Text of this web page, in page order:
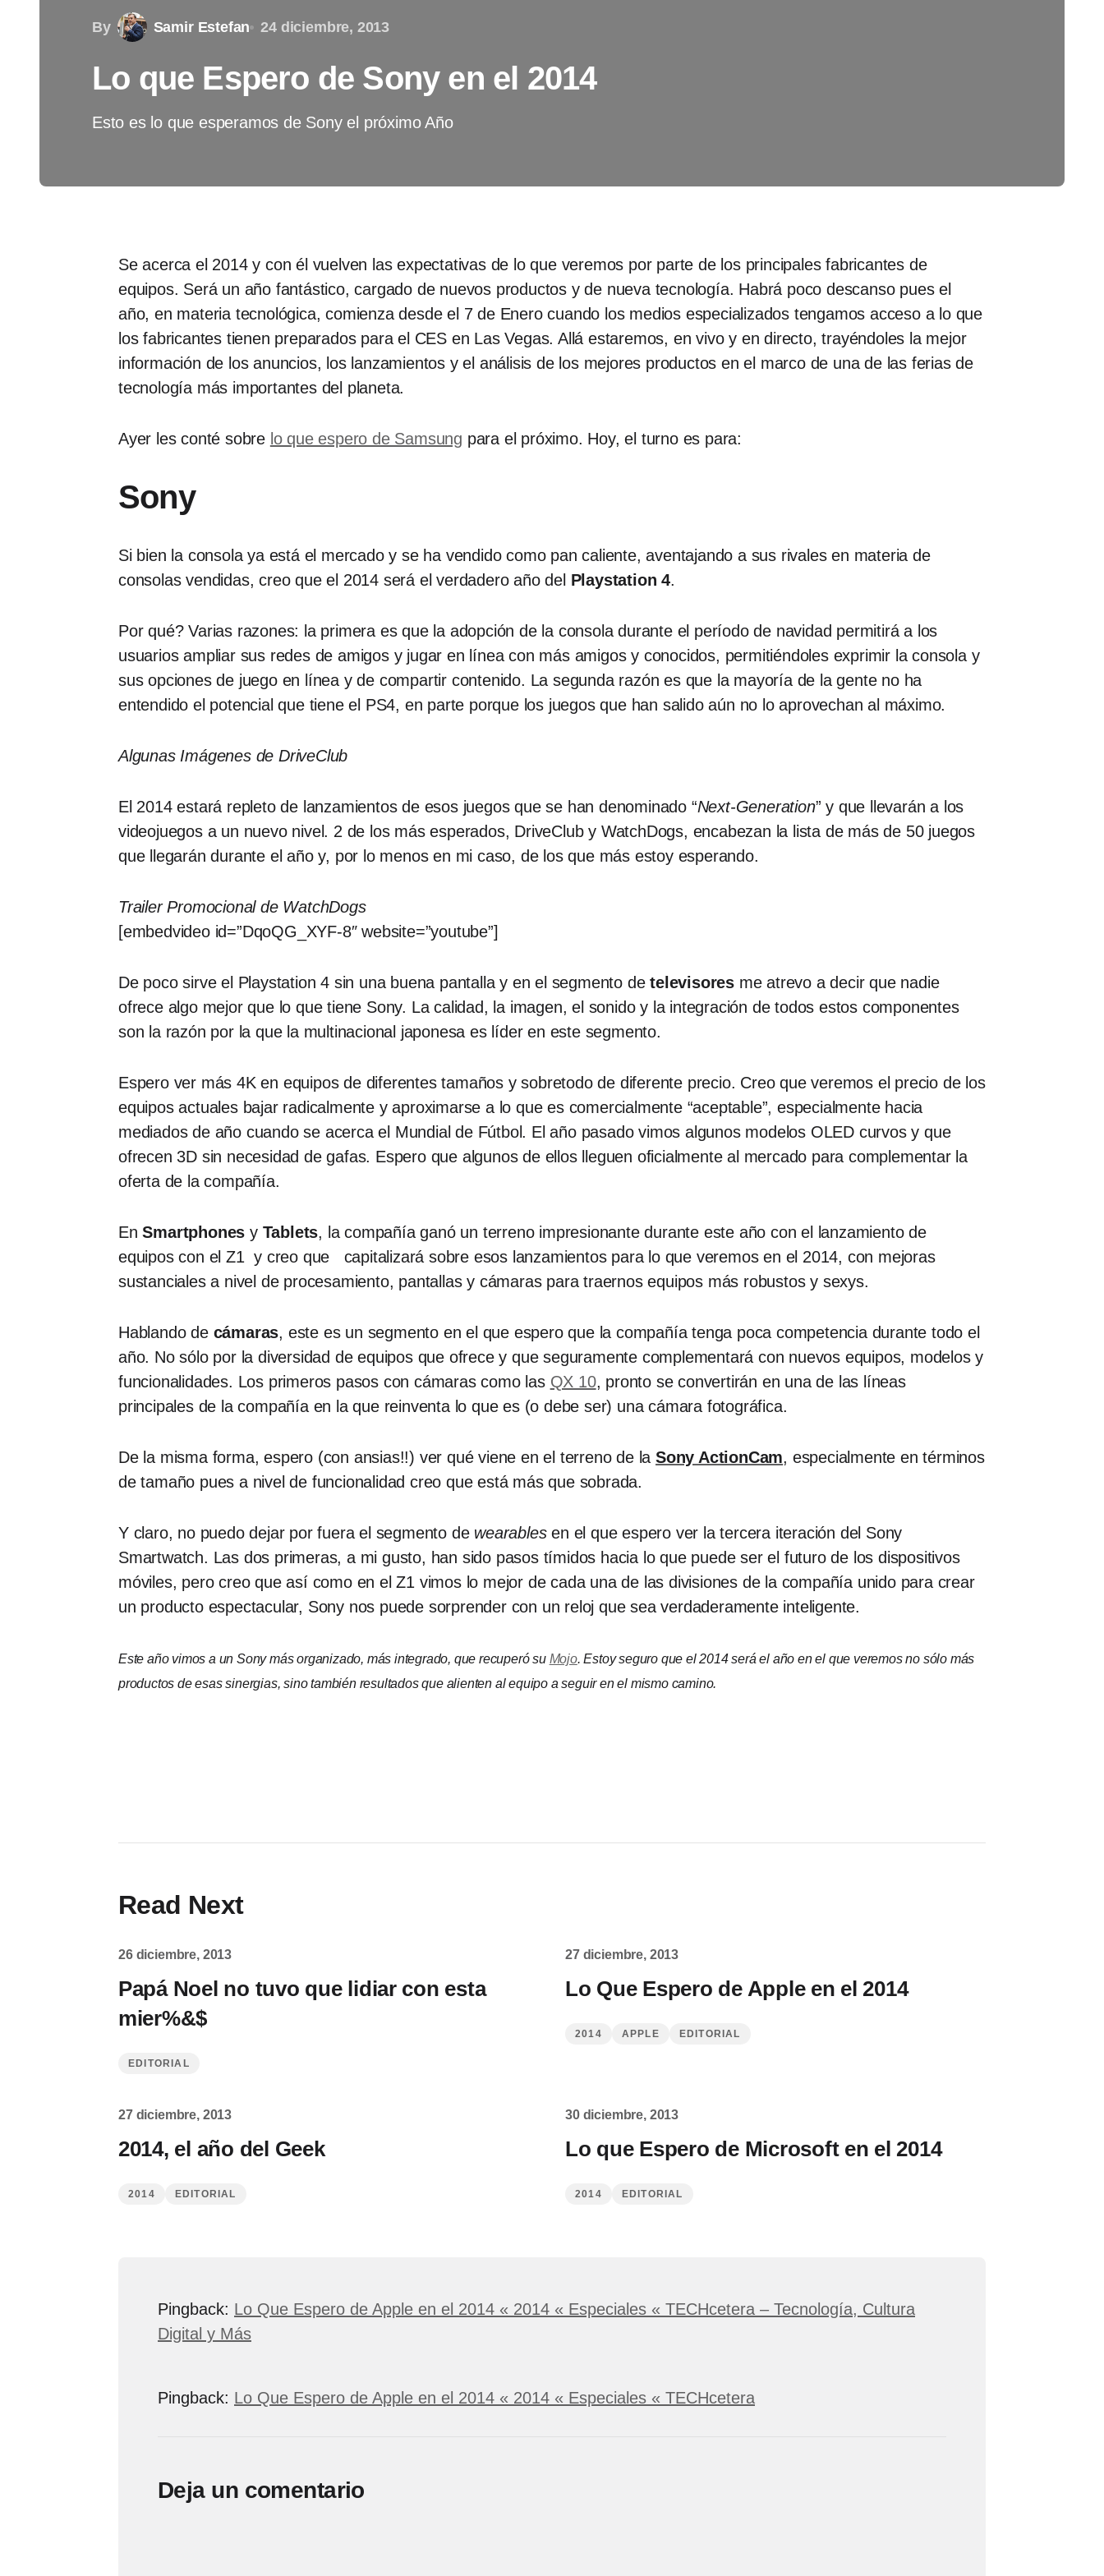
By Samir Estefan 24 diciembre, 2013
Lo que Espero de Sony en el 2014
Esto es lo que esperamos de Sony el próximo Año
Se acerca el 2014 y con él vuelven las expectativas de lo que veremos por parte de los principales fabricantes de
equipos. Será un año fantástico, cargado de nuevos productos y de nueva tecnología. Habrá poco descanso pues el
año, en materia tecnológica, comienza desde el 7 de Enero cuando los medios especializados tengamos acceso a lo que
los fabricantes tienen preparados para el CES en Las Vegas. Allá estaremos, en vivo y en directo, trayéndoles la mejor
información de los anuncios, los lanzamientos y el análisis de los mejores productos en el marco de una de las ferias de
tecnología más importantes del planeta.
Ayer les conté sobre lo que espero de Samsung para el próximo. Hoy, el turno es para:
Sony
Si bien la consola ya está el mercado y se ha vendido como pan caliente, aventajando a sus rivales en materia de
consolas vendidas, creo que el 2014 será el verdadero año del Playstation 4.
Por qué? Varias razones: la primera es que la adopción de la consola durante el período de navidad permitirá a los
usuarios ampliar sus redes de amigos y jugar en línea con más amigos y conocidos, permitiéndoles exprimir la consola y
sus opciones de juego en línea y de compartir contenido. La segunda razón es que la mayoría de la gente no ha
entendido el potencial que tiene el PS4, en parte porque los juegos que han salido aún no lo aprovechan al máximo.
Algunas Imágenes de DriveClub
El 2014 estará repleto de lanzamientos de esos juegos que se han denominado “Next-Generation” y que llevarán a los
videojuegos a un nuevo nivel. 2 de los más esperados, DriveClub y WatchDogs, encabezan la lista de más de 50 juegos
que llegarán durante el año y, por lo menos en mi caso, de los que más estoy esperando.
Trailer Promocional de WatchDogs
[embedvideo id=”DqoQG_XYF-8″ website=”youtube”]
De poco sirve el Playstation 4 sin una buena pantalla y en el segmento detelevisores me atrevo a decir que nadie
ofrece algo mejor que lo que tiene Sony. La calidad, la imagen, el sonido y la integración de todos estos componentes
son la razón por la que la multinacional japonesa es líder en este segmento.
Espero ver más 4K en equipos de diferentes tamaños y sobretodo de diferente precio. Creo que veremos el precio de los
equipos actuales bajar radicalmente y aproximarse a lo que es comercialmente “aceptable”, especialmente hacia
mediados de año cuando se acerca el Mundial de Fútbol. El año pasado vimos algunos modelos OLED curvos y que
ofrecen 3D sin necesidad de gafas. Espero que algunos de ellos lleguen oficialmente al mercado para complementar la
oferta de la compañía.
EnSmartphones y Tablets, la compañía ganó un terreno impresionante durante este año con el lanzamiento de
equipos con el Z1 y creo que capitalizará sobre esos lanzamientos para lo que veremos en el 2014, con mejoras
sustanciales a nivel de procesamiento, pantallas y cámaras para traernos equipos más robustos y sexys.
Hablando de cámaras, este es un segmento en el que espero que la compañía tenga poca competencia durante todo el
año. No sólo por la diversidad de equipos que ofrece y que seguramente complementará con nuevos equipos, modelos y
funcionalidades. Los primeros pasos con cámaras como las QX 10, pronto se convertirán en una de las líneas
principales de la compañía en la que reinventa lo que es (o debe ser) una cámara fotográfica.
De la misma forma, espero (con ansias!!) ver qué viene en el terreno de la Sony ActionCam, especialmente en términos
de tamaño pues a nivel de funcionalidad creo que está más que sobrada.
Y claro, no puedo dejar por fuera el segmento de wearablesen el que espero ver la tercera iteración del Sony
Smartwatch. Las dos primeras, a mi gusto, han sido pasos tímidos hacia lo que puede ser el futuro de los dispositivos
móviles, pero creo que así como en el Z1 vimos lo mejor de cada una de las divisiones de la compañía unido para crear
un producto espectacular, Sony nos puede sorprender con un reloj que sea verdaderamente inteligente.
Este año vimos a un Sony más organizado, más integrado, que recuperó su Mojo. Estoy seguro que el 2014 será el año en el que veremos no sólo más
productos de esas sinergias, sino también resultados que alienten al equipo a seguir en el mismo camino.
Read Next
26 diciembre, 2013
Papá Noel no tuvo que lidiar con esta
mier%&$
EDITORIAL
27 diciembre, 2013
Lo Que Espero de Apple en el 2014
2014 APPLE EDITORIAL
27 diciembre, 2013
2014, el año del Geek
2014 EDITORIAL
30 diciembre, 2013
Lo que Espero de Microsoft en el 2014
2014 EDITORIAL
Pingback: Lo Que Espero de Apple en el 2014 « 2014 « Especiales « TECHcetera – Tecnología, Cultura
Digital y Más
Pingback: Lo Que Espero de Apple en el 2014 « 2014 « Especiales « TECHcetera
Deja un comentario